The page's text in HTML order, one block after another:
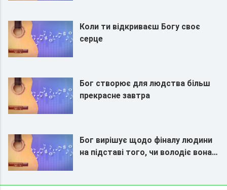
Коли ти відкриваєш Богу своє
серце
Бог створює для людства більш
прекрасне завтра
Бог вирішує щодо фіналу людини
на підставі того, чи володіє вона